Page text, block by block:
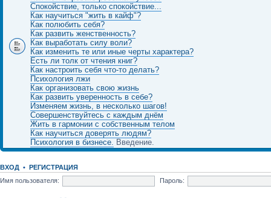
Спокойствие, только спокойствие...
Как научиться "жить в кайф"?
Как полюбить себя?
Как развить женственность?
Как выработать силу воли?
Как изменить те или иные черты характера?
Есть ли толк от чтения книг?
Как настроить себя что-то делать?
Психология лжи
Как организовать свою жизнь
Как развить уверенность в себе?
Изменяем жизнь, в несколько шагов!
Совершенствуйтесь с каждым днём
Жить в гармонии с собственным телом
Как научиться доверять людям?
Психология в бизнесе. Введение.
ВХОД • РЕГИСТРАЦИЯ
Имя пользователя:
Пароль: